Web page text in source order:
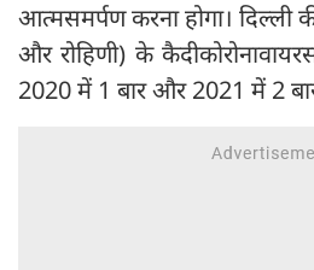
आत्मसमर्पण करना होगा। दिल्ली
और रोहिणी) के
2020 में 1 बार और 2021 में 2